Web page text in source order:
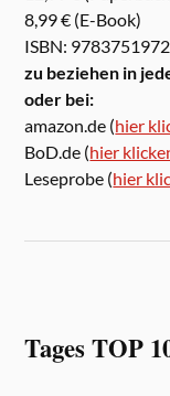
8,99 € (E-Book)
ISBN:
zu beziehen in
oder bei:
amazon.de (hier
BoD.de (hier
Leseprobe (hier
Tages TOP